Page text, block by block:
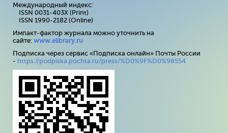
Международный индекс:
ISSN 0031-403X (Print)
ISSN 1990-2182 (Online)
Импакт-фактор журнала можно уточнить на
сайте: www.elibrary.ru
Подписка через сервис «Подписка онлайн» Почты России
- https://podpiska.pochta.ru/press/%D0%9F%D0%98554